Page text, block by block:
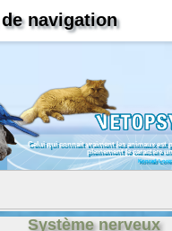
Celui qui connait vraiment les animaux est
pleinement le caractère
Konrad
Système nerveux
navigation